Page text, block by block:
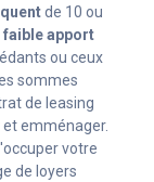
de 10 ou
faible apport
ou ceux
sommes
de leasing
emménager.
votre
de loyers